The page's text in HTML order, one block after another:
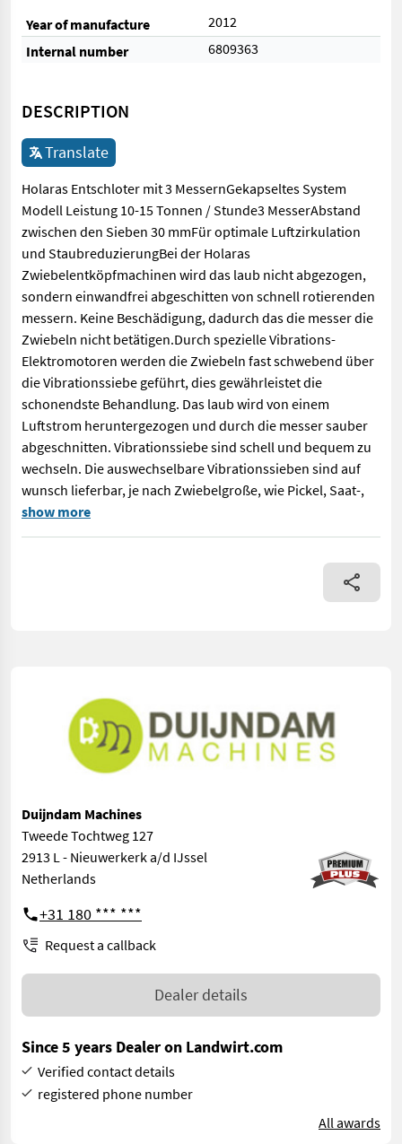
Year of manufacture
2012
Internal number
6809363
DESCRIPTION
Translate
Holaras Entschloter mit 3 MessernGekapseltes System
Modell Leistung 10-15 Tonnen / Stunde3 MesserAbstand
zwischen den Sieben 30 mmFür optimale Luftzirkulation
und StaubreduzierungBei der Holaras
Zwiebelentköpfmachinen wird das laub nicht abgezogen,
sondern einwandfrei abgeschitten von schnell rotierenden
messern. Keine Beschädigung, dadurch das die messer die
Zwiebeln nicht betätigen.Durch spezielle Vibrations-
Elektromotoren werden die Zwiebeln fast schwebend über
die Vibrationssiebe geführt, dies gewährleistet die
schonendste Behandlung. Das laub wird von einem
Luftstrom heruntergezogen und durch die messer sauber
abgeschnitten. Vibrationssiebe sind schell und bequem zu
wechseln. Die auswechselbare Vibrationssieben sind auf
wunsch lieferbar, je nach Zwiebelgroße, wie Pickel, Saat-,
Holaras Entschloter mit 3 MessernGekapseltes System
show more
Duijndam Machines
Tweede Tochtweg 127
2913 L - Nieuwerkerk a/d IJssel
Netherlands
+31 180 *** ***
Request a callback
Dealer details
Since 5 years Dealer on Landwirt.com
Verified contact details
registered phone number
All awards